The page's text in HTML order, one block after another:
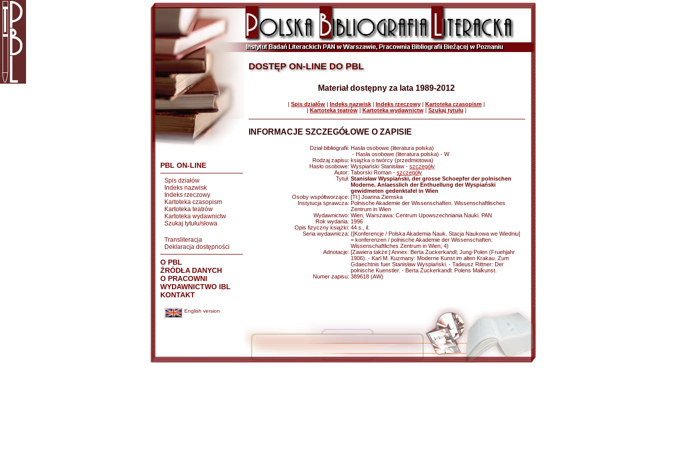
PBL ON-LINE
Spis działów
Indeks nazwisk
Indeks rzeczowy
Kartoteka czasopism
Kartoteka teatrów
Kartoteka wydawnictw
Szukaj tytułu/słowa
Transliteracja
Deklaracja dostępności
O PBL
ŹRÓDŁA DANYCH
O PRACOWNI
WYDAWNICTWO IBL
KONTAKT
English version
DOSTĘP ON-LINE DO PBL
Materiał dostępny za lata 1989-2012
| Spis działów | Indeks nazwisk | Indeks rzeczowy | Kartoteka czasopism |
| Kartoteka teatrów| Kartoteka wydawnictw| Szukaj tytułu |
INFORMACJE SZCZEGÓŁOWE O ZAPISIE
Dział bibliografii: Hasła osobowe (literatura polska)
- Hasła osobowe (literatura polska) - W
Rodzaj zapisu: książka o twórcy (przedmiotowa)
Hasło osobowe: Wyspiański Stanisław - szczegóły
Autor: Taborski Roman - szczegóły
Tytuł: Stanisław Wyspiański, der grosse Schoepfer der polnischen
Moderne. Anlaesslich der Enthuellung der Wyspiański
gewidmeten gedenktafel in Wien
Osoby współtworzące: [Tł.] Joanna Ziemska
Instytucja sprawcza: Polnische Akademie der Wissenschaften. Wissenschaftlisches
Zentrum in Wien
Wydawnictwo: Wien, Warszawa: Centrum Upowszechniania Nauki. PAN
Rok wydania: 1996
Opis fizyczny książki: 44 s., il.
Seria wydawnicza: ([Konferencje / Polska Akademia Nauk. Stacja Naukowa we Wiedniu]
= konferenzen / polnische Akademie der Wissenschaften.
Wissenschaftliches Zentrum in Wien; 4)
Adnotacje: [Zawiera także:] Annex: Berta Zuckerkandl; Jung-Polen (Fruehjahr
1906). - Karl M. Kuzmany: Moderne Kunst im alten Krakau. Zum
Gdaechtnis fuer Stanisław Wyspiański. - Tadeusz Rittner: Der
polnische Kuenstler. - Berta Zuckerkandl: Polens Malkunst.
Numer zapisu: 389618 (AW)